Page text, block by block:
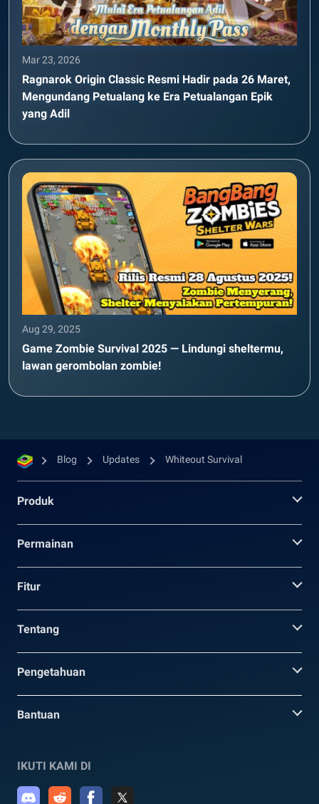
Mar 23, 2026
Ragnarok Origin Classic Resmi Hadir pada 26 Maret,
Mengundang Petualang ke Era Petualangan Epik
yang Adil
Aug 29, 2025
Game Zombie Survival 2025 — Lindungi sheltermu,
lawan gerombolan zombie!
Blog Updates Whiteout Survival
Produk
Permainan
Fitur
Tentang
Pengetahuan
Bantuan
IKUTI KAMI DI